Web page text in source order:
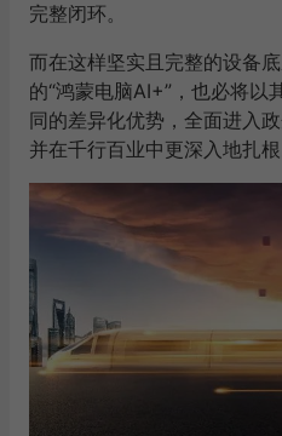
完整闭环。
而在这样坚实且完整的设备
的“鸿蒙电脑AI+”，也必将以
同的差异化优势，全面进入
并在千行百业中更深入地扎根